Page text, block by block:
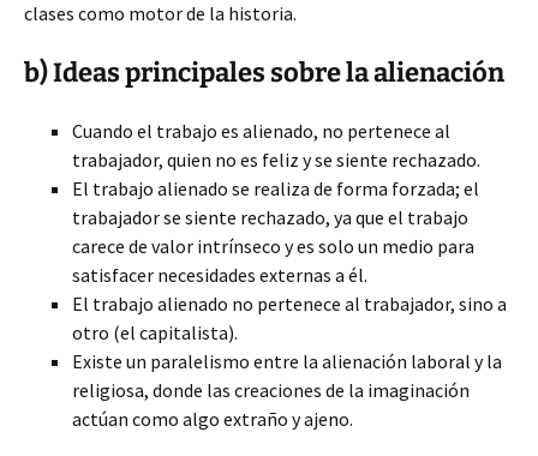
clases como motor de la historia.
b) Ideas principales sobre la alienación
Cuando el trabajo es alienado, no pertenece al
trabajador, quien no es feliz y se siente rechazado.
El trabajo alienado se realiza de forma forzada; el
trabajador se siente rechazado, ya que el trabajo
carece de valor intrínseco y es solo un medio para
satisfacer necesidades externas a él.
El trabajo alienado no pertenece al trabajador, sino a
otro (el capitalista).
Existe un paralelismo entre la alienación laboral y la
religiosa, donde las creaciones de la imaginación
actúan como algo extraño y ajeno.